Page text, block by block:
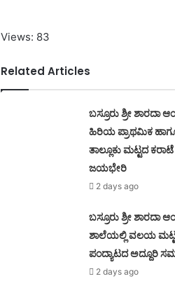
Views: 83
Related Articles
ಬಸ್ರೂರು ಶ್ರೀ ಶಾರದಾ
ಹಿರಿಯ ಪ್ರಾಥಮಿಕ
ತಾಲ್ಲೂಕು ಮಟ್ಟದ
ಜಯಭೇರಿ
2 days ago
ಬಸ್ರೂರು ಶ್ರೀ ಶಾರದಾ
ಶಾಲೆಯಲ್ಲಿ ವಲಯ
ಪಂದ್ಯಾಟದ ಅದ್ದೂರಿ
2 days ago